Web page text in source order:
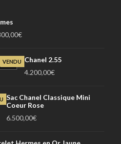
€
VENDU
Chanel 2.55
4.200,00€
Sac Chanel Classique Mini
Coeur Rose
6.500,00€